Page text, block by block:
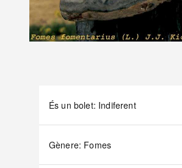
És un bolet: Indiferent
Gènere: Fomes